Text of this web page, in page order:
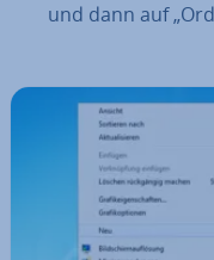
und dann auf